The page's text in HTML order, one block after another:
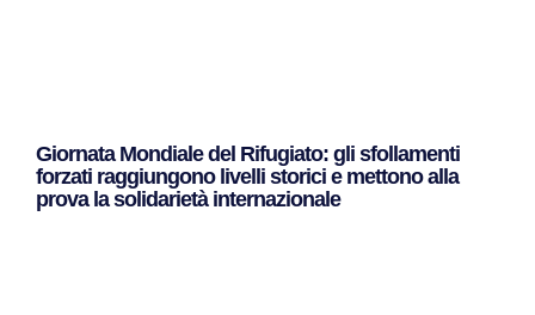
Giornata Mondiale del Rifugiato: gli sfollamenti
forzati raggiungono livelli storici e mettono alla
prova la solidarietà internazionale